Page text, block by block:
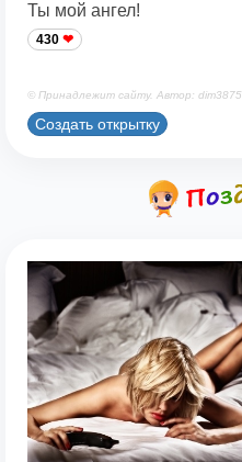
Ты мой ангел!
430
© Принадлежит сайту. Автор: dim3875
Создать открытку